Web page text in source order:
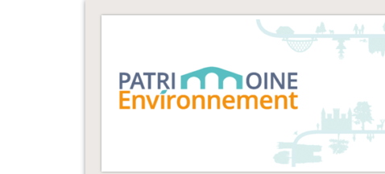
Fédération Patrimoine-